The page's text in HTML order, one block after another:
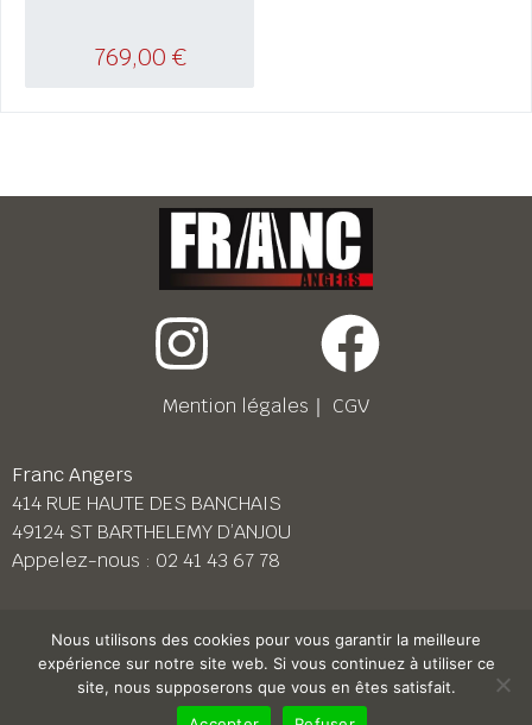
769,00 €
Mention légales ｜ CGV
Franc Angers
414 RUE HAUTE DES BANCHAIS
49124 ST BARTHELEMY D’ANJOU
Appelez-nous : 02 41 43 67 78
Franc Le Mans
158 BD PIERRE LEFAUCHEUX
72230 ARNAGE
02 43 87 38 08
Nous utilisons des cookies pour vous garantir la meilleure
expérience sur notre site web. Si vous continuez à utiliser ce
site, nous supposerons que vous en êtes satisfait.